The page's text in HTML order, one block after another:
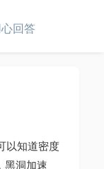
回答
以知道密度
黑洞加速